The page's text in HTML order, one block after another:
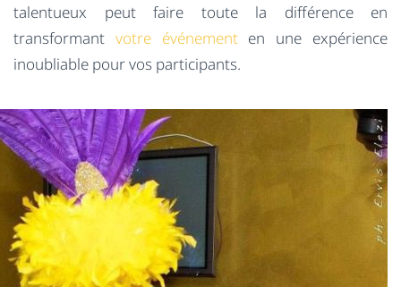
talentueux peut faire toute la différence en
transformant votre événementen une expérience
inoubliable pour vos participants.